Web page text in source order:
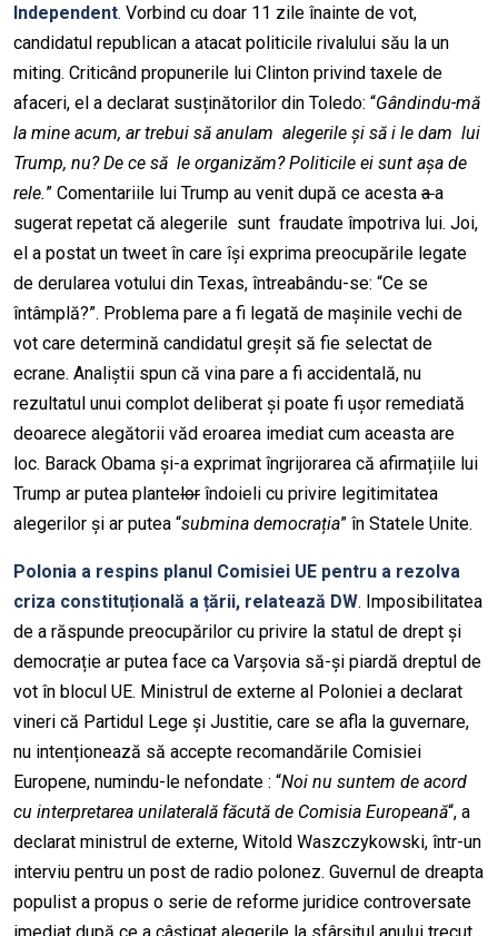
Independent. Vorbind cu doar 11 zile înainte de vot,
candidatul republican a atacat politicile rivalului său la un
miting. Criticând propunerile lui Clinton privind taxele de
afaceri, el a declarat susținătorilor din Toledo: “Gândindu-mă
la mine acum, ar trebui să anulam alegerile și să i le dam lui
Trump, nu? De ce să le organizăm? Politicile ei sunt așa de
rele.” Comentariile lui Trump au venit după ce acesta aa
sugerat repetat că alegerile sunt fraudate împotriva lui. Joi,
el a postat un tweet în care își exprima preocupările legate
de derularea votului din Texas, întreabându-se: “Ce se
întâmplă?”. Problema pare a fi legată de mașinile vechi de
vot care determină candidatul greșit să fie selectat de
ecrane. Analiștii spun că vina pare a fi accidentală, nu
rezultatul unui complot deliberat și poate fi ușor remediată
deoarece alegătorii văd eroarea imediat cum aceasta are
loc. Barack Obama și-a exprimat îngrijorarea că afirmațiile lui
Trump ar putea plantelor îndoieli cu privire legitimitatea
alegerilor și ar putea “submina democrația” în Statele Unite.
Polonia a respins planul Comisiei UE pentru a rezolva
criza constituțională a țării, relatează DW. Imposibilitatea
de a răspunde preocupărilor cu privire la statul de drept și
democrație ar putea face ca Varșovia să-și piardă dreptul de
vot în blocul UE. Ministrul de externe al Poloniei a declarat
vineri că Partidul Lege și Justitie, care se afla la guvernare,
nu intenționează să accepte recomandările Comisiei
Europene, numindu-le nefondate : “Noi nu suntem de acord
cu interpretarea unilaterală făcută de Comisia Europeană“, a
declarat ministrul de externe, Witold Waszczykowski, într-un
interviu pentru un post de radio polonez. Guvernul de dreapta
populist a propus o serie de reforme juridice controversate
imediat după ce a câștigat alegerile la sfârșitul anului trecut.